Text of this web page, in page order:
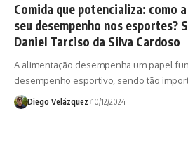
Comida que potencializa: como
seu desempenho nos esportes?
Daniel Tarciso da Silva Cardoso
A alimentação desempenha um papel
desempenho esportivo, sendo tão
Diego Velázquez 10/12/2024